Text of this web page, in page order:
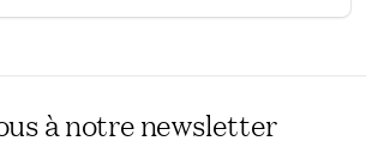
à notre newsletter